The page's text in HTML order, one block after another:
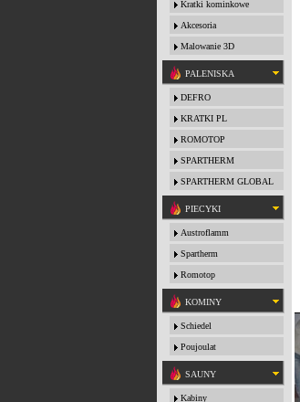
Kratki kominkowe
Akcesoria
Malowanie 3D
PALENISKA
DEFRO
KRATKI PL
ROMOTOP
SPARTHERM
SPARTHERM GLOBAL
PIECYKI
Austroflamm
Spartherm
Romotop
KOMINY
Schiedel
Poujoulat
SAUNY
Kabiny